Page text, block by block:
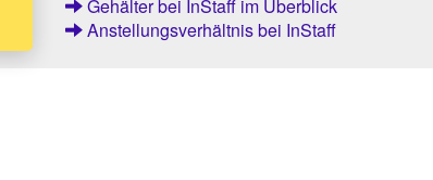
Gehälter bei InStaff im Überblick
Anstellungsverhältnis bei InStaff